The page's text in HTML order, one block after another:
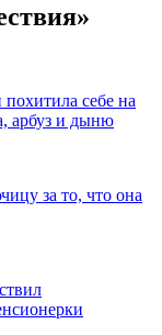
себе на
арбуз и дыню
за то, что она